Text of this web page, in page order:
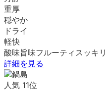
重厚
穏やか
ドライ
軽快
酸味旨味フルーティ スッキリ
詳細を見る
人気 11位